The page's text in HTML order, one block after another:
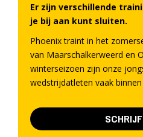
Er zijn verschillende
je bij aan kunt sluiten.
Phoenix traint in het
van Maarschalkerweerd en
winterseizoen zijn onze
wedstrijdatleten vaak